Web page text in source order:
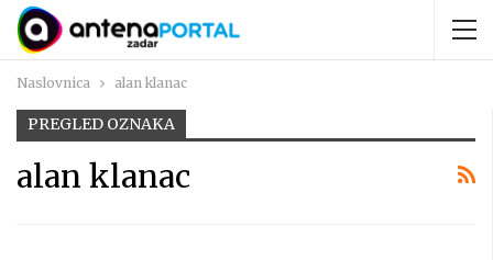
Naslovnica alan klanac
PREGLED OZNAKA
alan klanac